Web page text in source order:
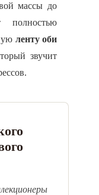
массы до
полностью
ленту оби
звучит